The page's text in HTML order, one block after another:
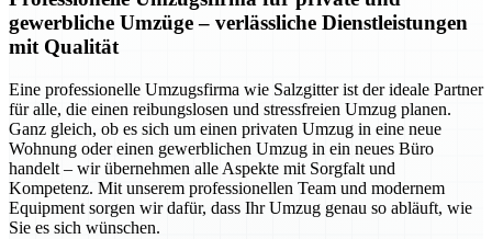
gewerbliche Umzüge – verlässliche Dienstleistungen
mit Qualität
Eine professionelle Umzugsfirma wie Salzgitter ist der ideale Partner
für alle, die einen reibungslosen und stressfreien Umzug planen.
Ganz gleich, ob es sich um einen privaten Umzug in eine neue
Wohnung oder einen gewerblichen Umzug in ein neues Büro
handelt – wir übernehmen alle Aspekte mit Sorgfalt und
Kompetenz. Mit unserem professionellen Team und modernem
Equipment sorgen wir dafür, dass Ihr Umzug genau so abläuft, wie
Sie es sich wünschen.